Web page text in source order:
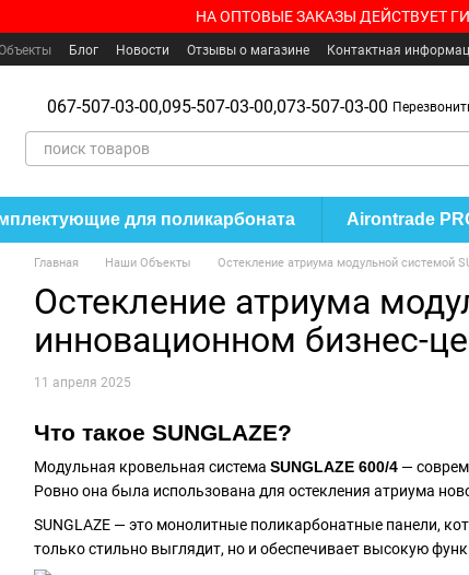
НА ОПТОВЫЕ ЗАКАЗЫ ДЕЙСТВУЕТ
Блог Новости Отзывы о магазине Контактная
067-507-03-00,095-507-03-00,073-507-03-00
для поликарбоната Airontrade
Главная Наши Объекты Остекление атриума модульной системой
Остекление атриума
инновационном бизнес-
11 апреля 2025
Что такое SUNGLAZE?
Модульная кровельная система SUNGLAZE 600/4 —
Ровно она была использована для остекления атриума
SUNGLAZE — это монолитные поликарбонатные панели,
только стильно выглядит, но и обеспечивает высокую